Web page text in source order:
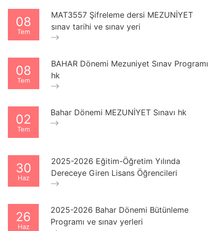
08
Tem
MAT3557 Şifreleme dersi MEZUNİYET
sınav tarihi ve sınav yeri
08
Tem
BAHAR Dönemi Mezuniyet Sınav Programı
hk
02
Tem
Bahar Dönemi MEZUNİYET Sınavı hk
30
Haz
2025-2026 Eğitim-Öğretim Yılında
Dereceye Giren Lisans Öğrencileri
26
Haz
2025-2026 Bahar Dönemi Bütünleme
Programı ve sınav yerleri